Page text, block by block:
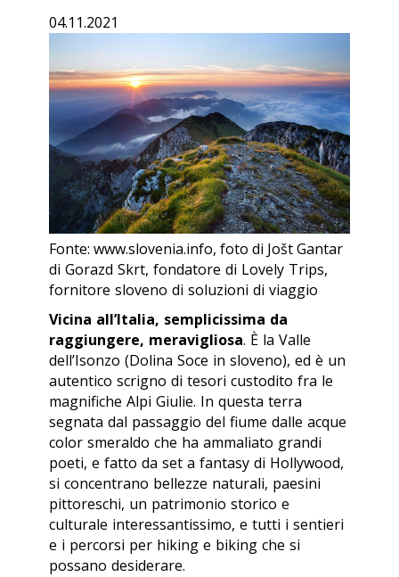
04.11.2021
Fonte: www.slovenia.info, foto di Jošt Gantar
di Gorazd Skrt, fondatore di Lovely Trips,
fornitore sloveno di soluzioni di viaggio
Vicina all’Italia, semplicissima da
raggiungere, meravigliosa. È la Valle
dell’Isonzo (Dolina Soce in sloveno), ed è un
autentico scrigno di tesori custodito fra le
magnifiche Alpi Giulie. In questa terra
segnata dal passaggio del fiume dalle acque
color smeraldo che ha ammaliato grandi
poeti, e fatto da set a fantasy di Hollywood,
si concentrano bellezze naturali, paesini
pittoreschi, un patrimonio storico e
culturale interessantissimo, e tutti i sentieri
e i percorsi per hiking e biking che si
possano desiderare.